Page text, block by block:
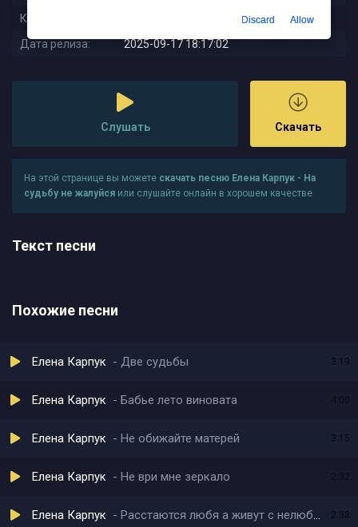
Качество:
Дата релиза:
2025-09-17 18:17:02
Слушать Скачать
На этой странице вы можете скачать песню Елена Карпук - На
судьбу не жалуйся или слушайте онлайн в хорошем качестве
Текст песни
Похожие песни
Елена Карпук Две судьбы 3:19
Елена Карпук Бабье лето виновата
Елена Карпук Не обижайте матерей 3:15
Елена Карпук Не ври мне зеркало
Елена Карпук Расстаются любя а живут с нелюбимыми 2:38
Discard Allow